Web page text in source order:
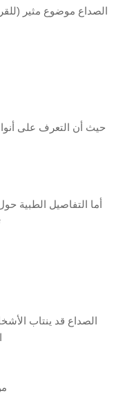
الصداع موضوع مثير
حيث أن ‏التعرف على
أما التفاصيل الطبية
الصداع قد ينتاب